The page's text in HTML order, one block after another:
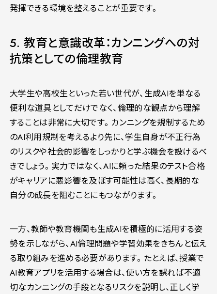
発揮できる環境を整えることが重要です。
5. 教育と意識改革：カンニングへの対
抗策としての倫理教育
大学生や高校生といった若い世代が、生成AIを単なる
便利な道具としてだけでなく、倫理的な観点から理解
することは非常に大切です。カンニングを規制するため
のAI利用規制を考えるより先に、学生自身が不正行為
のリスクや社会的影響をしっかりと学ぶ機会を設けるべ
きでしょう。実力ではなく、AIに頼った結果のテスト合格
がキャリアに悪影響を及ぼす可能性は高く、長期的な
自分の成長を阻むことにもつながります。
一方、教師や教育機関も生成AIを積極的に活用する姿
勢を示しながら、AI倫理問題や学習効果をきちんと伝え
る取り組みを進める必要があります。たとえば、授業で
AI教育アプリを活用する場合は、使い方を誤れば不適
切なカンニングの手段となるリスクを説明し、正しく学